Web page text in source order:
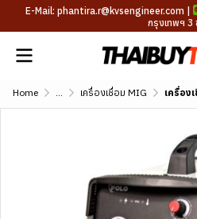
E-Mail: phantira.r@kvsengineer.com |
กรุงเทพฯ 3
Home ... เครื่องเชื่อม MIG เครื่องเ